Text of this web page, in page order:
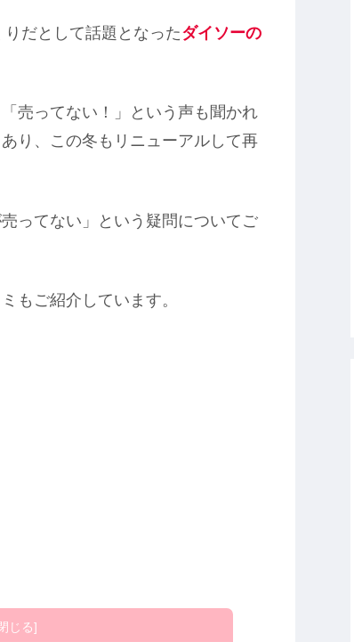
だとして話題となったダイソーの
売ってない！」という声も聞かれ
り、この冬もリニューアルして再
ってない」という疑問についてご
もご紹介しています。